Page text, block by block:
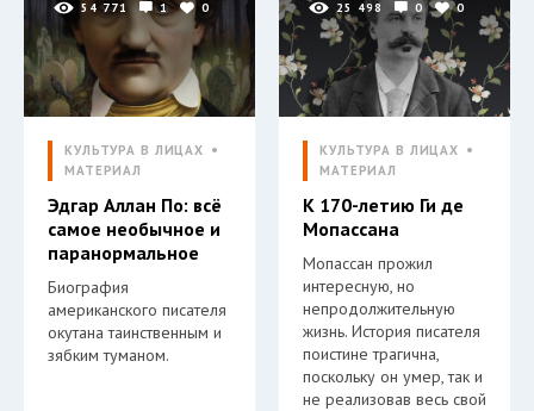
54 771 1 0
КУЛЬТУРА В ЛИЦАХ
МАТЕРИАЛ
Эдгар Аллан По: всё
самое необычное и
паранормальное
Биография
американского писателя
окутана таинственным и
зябким туманом.
25 498 0 0
КУЛЬТУРА В ЛИЦАХ
МАТЕРИАЛ
К 170-летию Ги де
Мопассана
Мопассан прожил
интересную, но
непродолжительную
жизнь. История писателя
поистине трагична,
поскольку он умер, так и
не реализовав весь свой